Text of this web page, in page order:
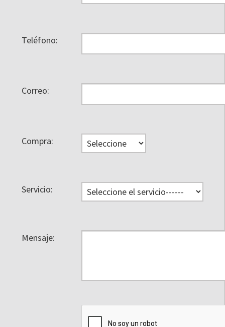
Teléfono:
Correo:
Compra:
Servicio:
Mensaje: